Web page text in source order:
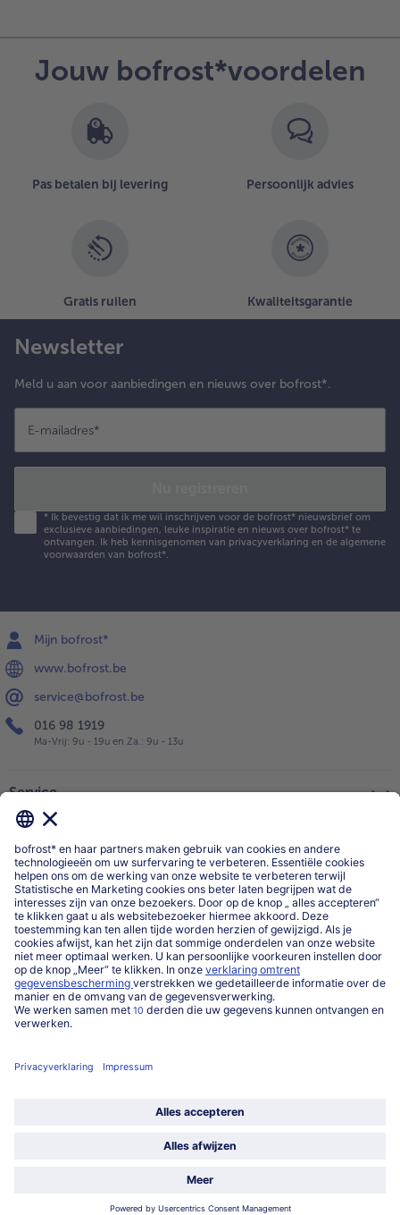
Jouw bofrost*voordelen
Pas betalen bij levering Persoonlijk advies
Gratis ruilen Kwaliteitsgarantie
Newsletter
Meld u aan voor aanbiedingen en nieuws over bofrost*.
E-mailadres*
* Ik bevestig dat ik me wil inschrijven voor de bofrost* nieuwsbrief om
exclusieve aanbiedingen, leuke inspiratie en nieuws over bofrost* te
ontvangen. Ik heb kennisgenomen van privacyverklaring en de algemene
voorwaarden van bofrost*.
Mijn bofrost*
www.bofrost.be
service@bofrost.be
016 98 1919
Ma-Vrij: 9u - 19u en Za.: 9u - 13u
Service
Categorieën
Land / Taal selecteren